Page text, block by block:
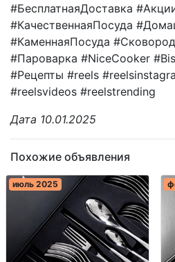
#БесплатнаяДоставка
#КачественнаяПосудa
#КаменнаяПосуда
#Пароварка #NiceCooker
#Рецепты #reels
#reelsvideos #reelstrending
Дата 10.01.2025
Похожие объявления
июль 2025